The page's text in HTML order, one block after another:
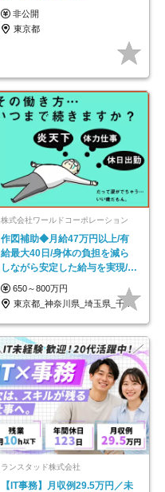
非公開
東京都
株式会社ワールドコーポレーション
作図補助◆月給47万円以上/有
給最大40日/身体の負担を減ら
しながら安定した給与を実現/転
勤なし/p10
650～800万円
東京都_神奈川県_埼玉県_千葉県_大阪府…
ランスタッド株式会社
【IT事務】月収例29.5万円／未